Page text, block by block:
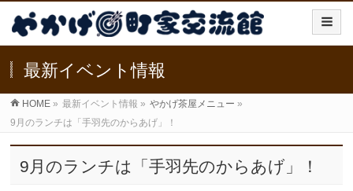
最新イベント情報
HOME » 最新イベント情報 » やかげ茶屋メニュー »
9月のランチは「手羽先のからあげ」！
9月のランチは「手羽先のからあげ」！